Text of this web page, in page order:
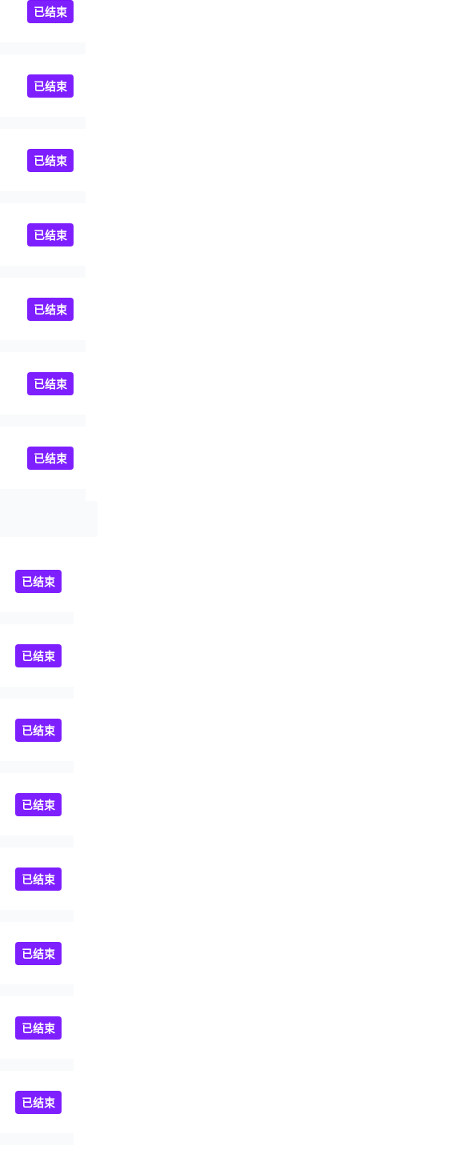
已结束
已结束
已结束
已结束
已结束
已结束
已结束
已结束
已结束
已结束
已结束
已结束
已结束
已结束
已结束